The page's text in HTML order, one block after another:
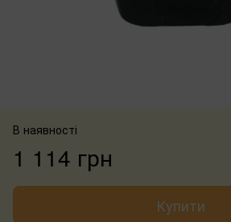
В наявності
1 114 грн
Купити